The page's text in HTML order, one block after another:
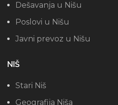
Dešavanja u Nišu
Poslovi u Nišu
Javni prevoz u Nišu
NIŠ
Stari Niš
Geografija Niša